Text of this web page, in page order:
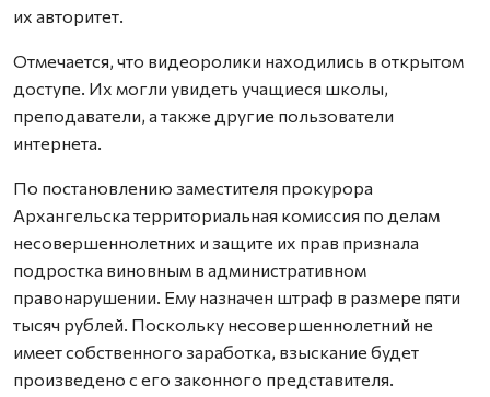
их авторитет.
Отмечается, что видеоролики находились в открытом
доступе. Их могли увидеть учащиеся школы,
преподаватели, а также другие пользователи
интернета.
По постановлению заместителя прокурора
Архангельска территориальная комиссия по делам
несовершеннолетних и защите их прав признала
подростка виновным в административном
правонарушении. Ему назначен штраф в размере пяти
тысяч рублей. Поскольку несовершеннолетний не
имеет собственного заработка, взыскание будет
произведено с его законного представителя.